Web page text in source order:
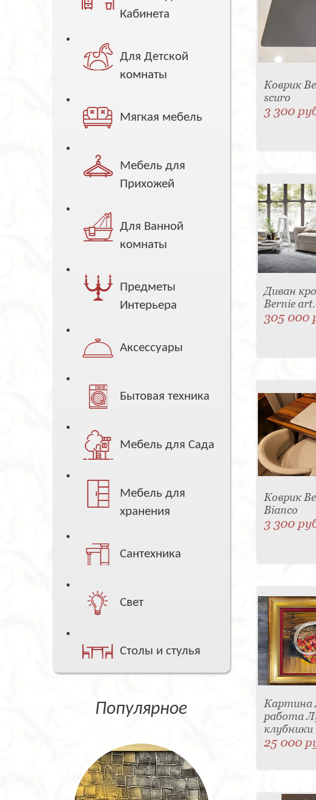
Кабинета
Для Детской
комнаты
Мягкая мебель
Мебель для
Прихожей
Для Ванной
комнаты
Предметы
Интерьера
Аксессуары
Бытовая техника
Мебель для Сада
Мебель для
хранения
Сантехника
Свет
Столы и стулья
Популярное
Коврик
scuro
3 300
Диван
Bernie
305 000
Коврик
Bianco
3 300
Картина
работа
клубники
25 000